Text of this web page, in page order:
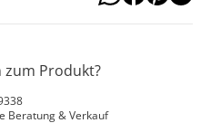
zum Produkt?
Beratung & Verkauf